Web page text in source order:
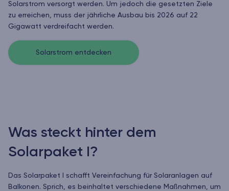
Solarstrom versorgt werden. Um jedoch die gesetzten Ziele
zu erreichen, muss der jährliche Ausbau bis 2026 auf 22
Gigawatt verdreifacht werden.
Solarstrom entdecken
Was steckt hinter dem
Solarpaket I?
Das Solarpaket I schafft Vereinfachung für Solaranlagen auf
Balkonen. Sprich, es beinhaltet verschiedene Maßnahmen, um